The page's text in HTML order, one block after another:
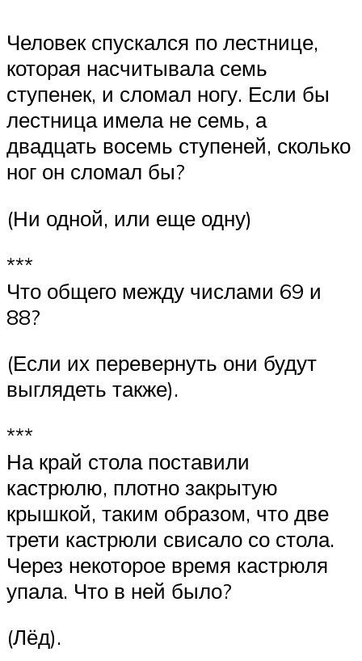
Человек спускался по лестнице,
которая насчитывала семь
ступенек, и сломал ногу. Если бы
лестница имела не семь, а
двадцать восемь ступеней, сколько
ног он сломал бы?
(Ни одной, или еще одну)
***
Что общего между числами 69 и
88?
(Если их перевернуть они будут
выглядеть также).
***
На край стола поставили
кастрюлю, плотно закрытую
крышкой, таким образом, что две
трети кастрюли свисало со стола.
Через некоторое время кастрюля
упала. Что в ней было?
(Лёд).